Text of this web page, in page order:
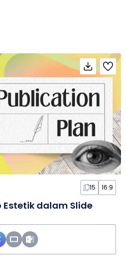
15 16:9
Estetik dalam Slide